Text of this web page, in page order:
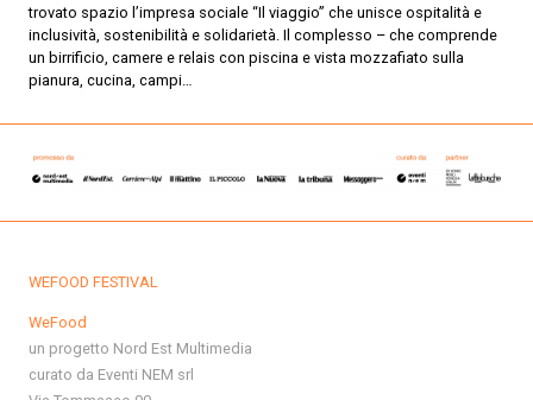
trovato spazio l’impresa sociale “Il viaggio” che unisce ospitalità e
inclusività, sostenibilità e solidarietà. Il complesso – che comprende
un birrificio, camere e relais con piscina e vista mozzafiato sulla
pianura, cucina, campi…
WEFOOD FESTIVAL
WeFood
un progetto Nord Est Multimedia
curato da Eventi NEM srl